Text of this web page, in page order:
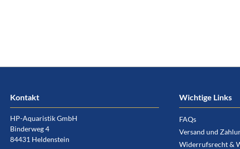
Kontakt
HP-Aquaristik GmbH
Binderweg 4
84431 Heldenstein
Wichtige Links
FAQs
Versand und
Widerrufsrecht &